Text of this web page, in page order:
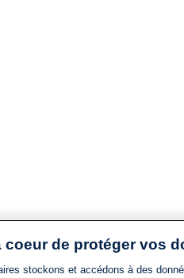
coeur de protéger vos
stockons et accédons à des